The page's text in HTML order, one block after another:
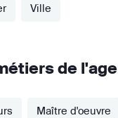
Ville
de
Maître d'oeuvre